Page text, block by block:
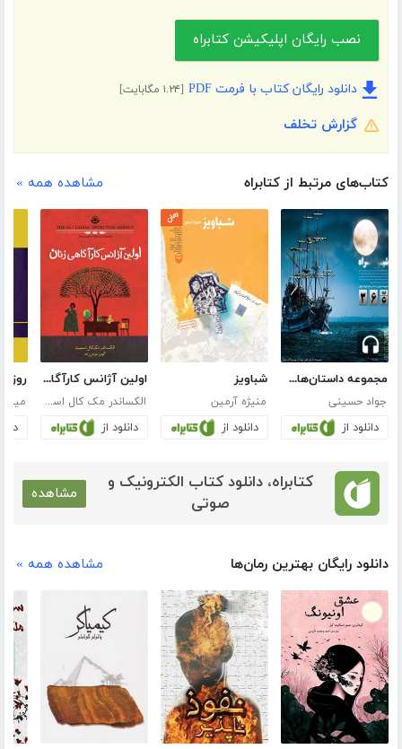
نصب رایگان اپلیکیشن کتابراه
دانلود رایگان کتاب با فرمت PDF [۱.۲۴ مگابایت]
گزارش تخلف
کتاب‌های مرتبط از کتابراه مشاهده همه »
مجموعه داستان‌های کوتاه شبراه
جواد حسینی
دانلود از
شباویز
منیژه آرمین
دانلود از
اولین آژانس کارآگاهی زنان
الکساندر مک کال اسمیت
دانلود از
مینا
کتابراه، دانلود کتاب الکترونیک و
صوتی
مشاهده
دانلود رایگان بهترین رمان‌ها مشاهده همه »